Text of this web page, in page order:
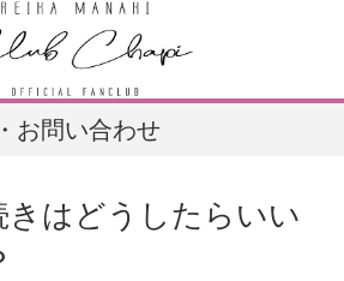
お問い合わせ
きはどうしたらいい